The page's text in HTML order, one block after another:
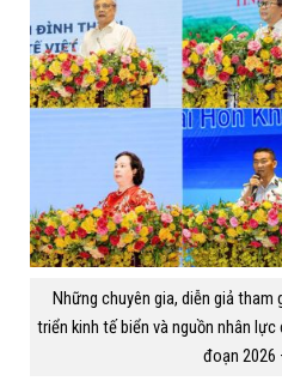
Những chuyên gia, diễn giả
triển kinh tế biển và nguồn nhân
đoạn 2026